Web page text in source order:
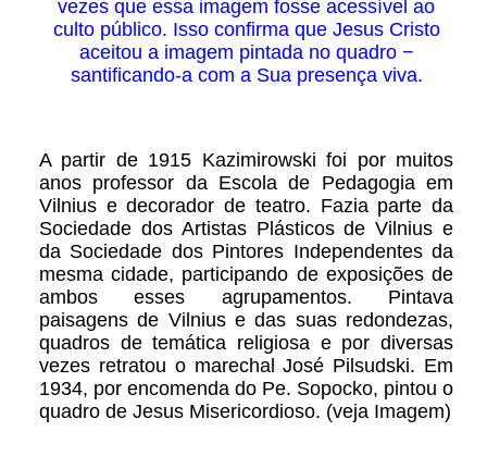
vezes que essa imagem fosse acessível ao
culto público. Isso confirma que Jesus Cristo
aceitou a imagem pintada no quadro −
santificando-a com a Sua presença viva.
A partir de 1915 Kazimirowski foi por muitos
anos professor da Escola de Pedagogia em
Vilnius e decorador de teatro. Fazia parte da
Sociedade dos Artistas Plásticos de Vilnius e
da Sociedade dos Pintores Independentes da
mesma cidade, participando de exposições de
ambos esses agrupamentos. Pintava
paisagens de Vilnius e das suas redondezas,
quadros de temática religiosa e por diversas
vezes retratou o marechal José Pilsudski. Em
1934, por encomenda do Pe. Sopocko, pintou o
quadro de Jesus Misericordioso. (veja Imagem)